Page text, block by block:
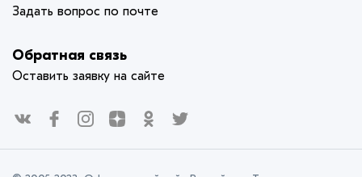
Задать вопрос по почте
Обратная связь
Оставить заявку на сайте